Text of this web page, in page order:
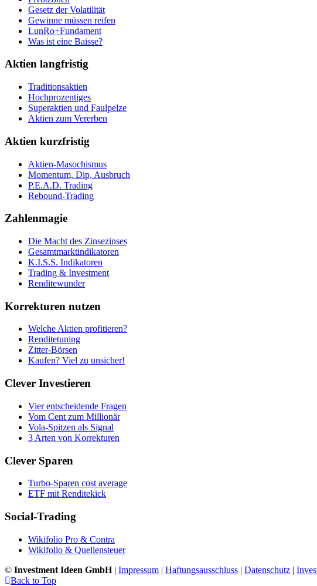
Gesetz der Volatilität
Gewinne müssen reifen
LunRo+Fundament
Was ist eine Baisse?
Aktien langfristig
Traditionsaktien
Hochprozentiges
Superaktien und Faulpelze
Aktien zum Vererben
Aktien kurzfristig
Aktien-Masochismus
Momentum, Dip, Ausbruch
P.E.A.D. Trading
Rebound-Trading
Zahlenmagie
Die Macht des Zinsezinses
Gesamtmarktindikatoren
K.I.S.S. Indikatoren
Trading & Investment
Renditewunder
Korrekturen nutzen
Welche Aktien profitieren?
Renditetuning
Zitter-Börsen
Kaufen? Viel zu unsicher!
Clever Investieren
Vier entscheidende Fragen
Vom Cent zum Millionär
Vola-Spitzen als Signal
3 Arten von Korrekturen
Clever Sparen
Turbo-Sparen cost average
ETF mit Renditekick
Social-Trading
Wikifolio Pro & Contra
Wikifolio & Quellensteuer
© Investment Ideen GmbH| Impressum | Haftungsausschluss | Datenschutz |
Back to Top